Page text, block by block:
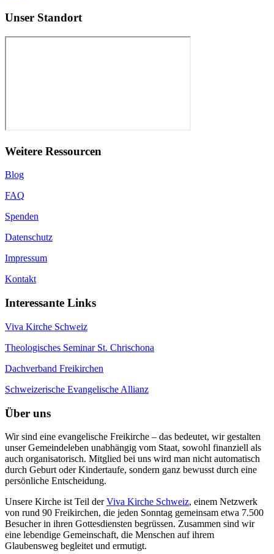
Unser Standort
Weitere Ressourcen
Blog
FAQ
Spenden
Datenschutz
Impressum
Kontakt
Interessante Links
Viva Kirche Schweiz
Theologisches Seminar St. Chrischona
Dachverband Freikirchen
Schweizerische Evangelische Allianz
Über uns
Wir sind eine evangelische Freikirche – das bedeutet, wir gestalten
unser Gemeindeleben unabhängig vom Staat, sowohl finanziell als
auch organisatorisch. Mitglied bei uns wird man nicht automatisch
durch Geburt oder Kindertaufe, sondern ganz bewusst durch eine
persönliche Entscheidung.
Unsere Kirche ist Teil derViva Kirche Schweiz, einem Netzwerk
von rund 90 Freikirchen, die jeden Sonntag gemeinsam etwa 7.500
Besucher in ihren Gottesdiensten begrüssen. Zusammen sind wir
eine lebendige Gemeinschaft, die Menschen auf ihrem
Glaubensweg begleitet und ermutigt.